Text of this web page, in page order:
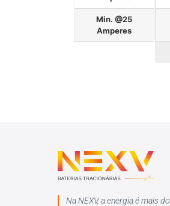
Min. @25
Amperes
Na NEXV, a energia é mais do